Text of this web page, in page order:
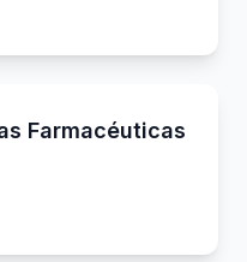
Farmacéuticas